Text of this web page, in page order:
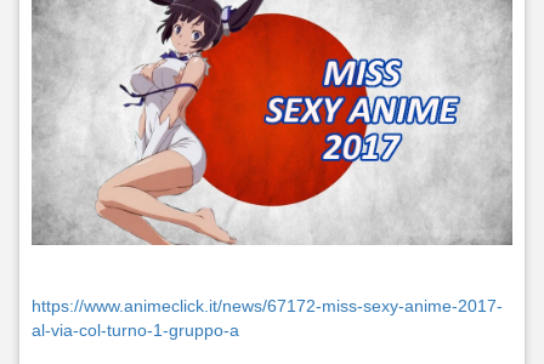
https://www.animeclick.it/news/67172-miss-sexy-anime-2017-
al-via-col-turno-1-gruppo-a